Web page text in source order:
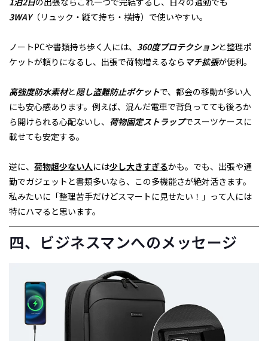
3WAY（リュック・縦て持ち・横持）で使いやすい。
ノートPCや書類持ち歩く人には、 360度プロテクションと整理ポ
ケットが頼りになるし、出張で荷物増えるなら マチ拡張が便利。
高強度防水素材と隠し盗難防止ポケットで、都会の移動が多い人
にも安心感あります。例えば、混んだ電車で背負ってても後ろか
ら開けられる心配ないし、 荷物固定ストラップでスーツケースに
載せても安定する。
逆に、 荷物超少ない人 には少し大きすぎるかも。でも、出張や通
勤でガジェットと書類多いなら、この多機能さが絶対活きます。
私みたいに「整理苦手だけどスマートに見せたい！」って人には
特にハマると思います。
四、ビジネスマンへのメッセージ